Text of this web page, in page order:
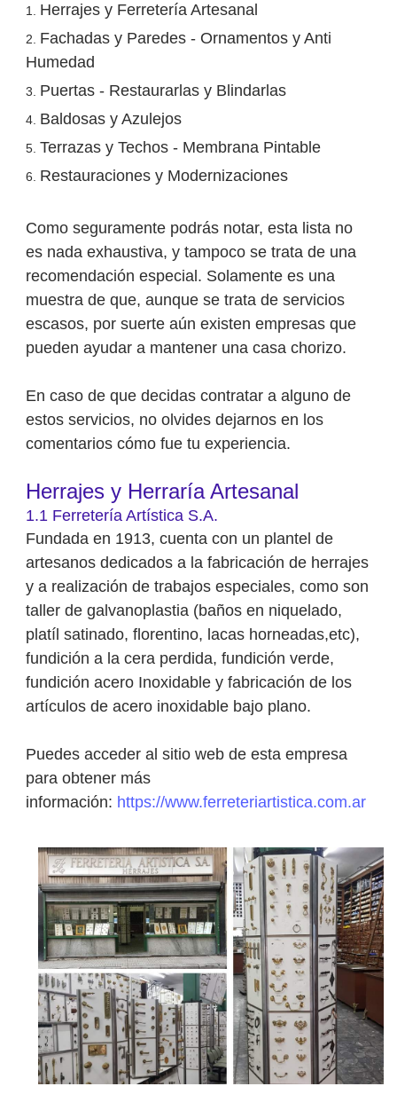
Herrajes y Ferretería Artesanal
Fachadas y Paredes - Ornamentos y Anti
Humedad
Puertas - Restaurarlas y Blindarlas
Baldosas y Azulejos
Terrazas y Techos - Membrana Pintable
Restauraciones y Modernizaciones
Como seguramente podrás notar, esta lista no
es nada exhaustiva, y tampoco se trata de una
recomendación especial. Solamente es una
muestra de que, aunque se trata de servicios
escasos, por suerte aún existen empresas que
pueden ayudar a mantener una casa chorizo.
En caso de que decidas contratar a alguno de
estos servicios, no olvides dejarnos en los
comentarios cómo fue tu experiencia.
Herrajes y Herraría Artesanal
1.1 Ferretería Artística S.A.
Fundada en 1913, cuenta con un plantel de
artesanos dedicados a la fabricación de herrajes
y a realización de trabajos especiales, como son
taller de galvanoplastia (baños en niquelado,
platíl satinado, florentino, lacas horneadas,etc),
fundición a la cera perdida, fundición verde,
fundición acero Inoxidable y fabricación de los
artículos de acero inoxidable bajo plano.
Puedes acceder al sitio web de esta empresa
para obtener más
información: https://www.ferreteriartistica.com.ar